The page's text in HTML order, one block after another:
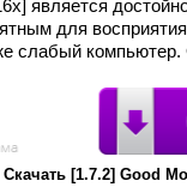
является
для
слабый
Скачать [1.7.2] Good